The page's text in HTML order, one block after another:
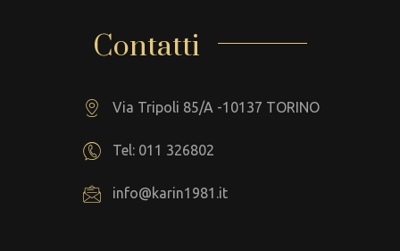
Contatti
Via Tripoli 85/A -10137 TORINO
Tel: 011 326802
info@karin1981.it